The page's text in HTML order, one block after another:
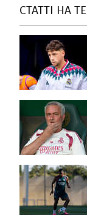
СТАТТІ НА